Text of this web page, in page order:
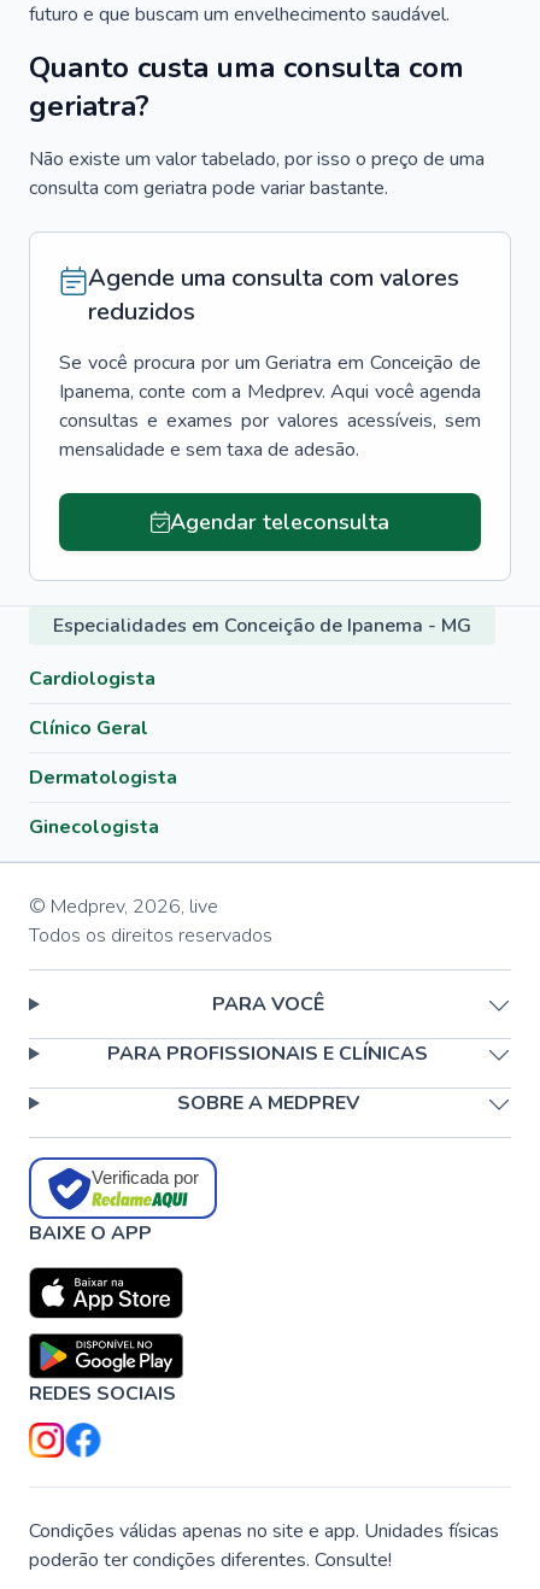
futuro e que buscam um envelhecimento saudável.
Quanto custa uma consulta com
geriatra?
Não existe um valor tabelado, por isso o preço de uma
consulta com geriatra pode variar bastante.
Agende uma consulta com valores
reduzidos
Se você procura por um Geriatra em Conceição de
Ipanema, conte com a Medprev. Aqui você agenda
consultas e exames por valores acessíveis, sem
mensalidade e sem taxa de adesão.
Agendar teleconsulta
Especialidades em Conceição de Ipanema - MG
Cardiologista
Clínico Geral
Dermatologista
Ginecologista
© Medprev, 2026, live
Todos os direitos reservados
PARA VOCÊ
PARA PROFISSIONAIS E CLÍNICAS
SOBRE A MEDPREV
Verificada por
BAIXE O APP
REDES SOCIAIS
Condições válidas apenas no site e app. Unidades físicas
poderão ter condições diferentes. Consulte!